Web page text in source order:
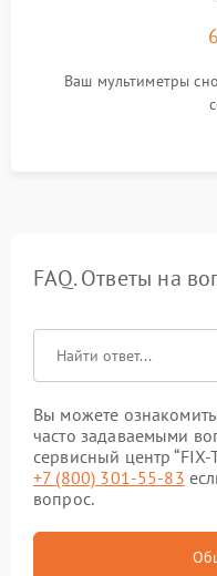
Ваш мультиметры
FAQ. Ответы на
Вы можете
часто задаваемыми
сервисный центр
+7 (800) 301-55-83
вопрос.